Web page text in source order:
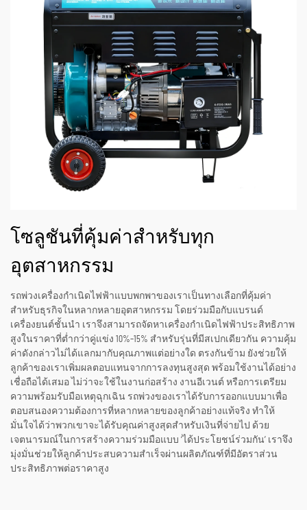
โซลูชันที่คุ้มค่าสำหรับทุก
อุตสาหกรรม
รถพ่วงเครื่องกำเนิดไฟฟ้าแบบพกพาของเราเป็นทางเลือกที่คุ้มค่า
สำหรับธุรกิจในหลากหลายอุตสาหกรรม โดยร่วมมือกับแบรนด์
เครื่องยนต์ชั้นนำ เราจึงสามารถจัดหาเครื่องกำเนิดไฟฟ้าประสิทธิภาพ
สูงในราคาที่ต่ำกว่าคู่แข่ง 10%–15% สำหรับรุ่นที่มีสเปกเดียวกัน ความคุ้ม
ค่าดังกล่าวไม่ได้แลกมากับคุณภาพแต่อย่างใด ตรงกันข้าม ยังช่วยให้
ลูกค้าของเราเพิ่มผลตอบแทนจากการลงทุนสูงสุด พร้อมใช้งานได้อย่าง
เชื่อถือได้เสมอ ไม่ว่าจะใช้ในงานก่อสร้าง งานอีเวนต์ หรือการเตรียม
ความพร้อมรับมือเหตุฉุกเฉิน รถพ่วงของเราได้รับการออกแบบมาเพื่อ
ตอบสนองความต้องการที่หลากหลายของลูกค้าอย่างแท้จริง ทำให้
มั่นใจได้ว่าพวกเขาจะได้รับคุณค่าสูงสุดสำหรับเงินที่จ่ายไป ด้วย
เจตนารมณ์ในการสร้างความร่วมมือแบบ ‘ได้ประโยชน์ร่วมกัน’ เราจึง
มุ่งมั่นช่วยให้ลูกค้าประสบความสำเร็จผ่านผลิตภัณฑ์ที่มีอัตราส่วน
ประสิทธิภาพต่อราคาสูง